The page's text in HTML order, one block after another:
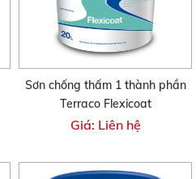
Sơn chống thấm 1 thành phần
Terraco Flexicoat
Giá: Liên hệ